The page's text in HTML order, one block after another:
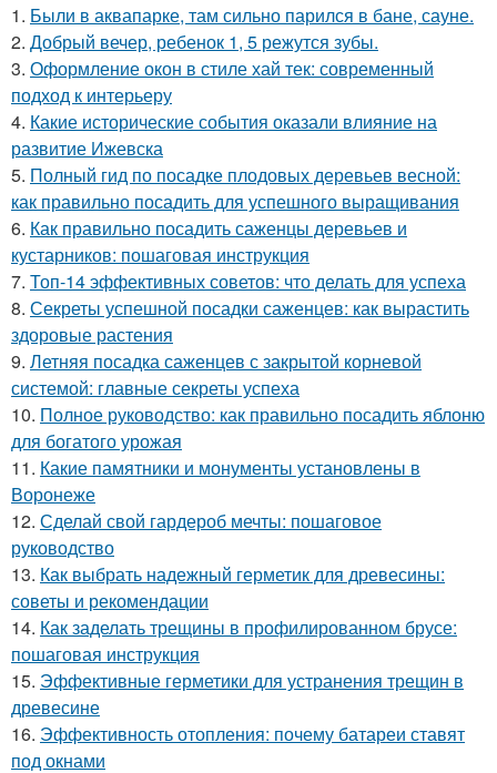
1. Были в аквапарке, там сильно парился в бане, сауне.
2. Добрый вечер, ребенок 1, 5 режутся зубы.
3. Оформление окон в стиле хай тек: современный
подход к интерьеру
4. Какие исторические события оказали влияние на
развитие Ижевска
5. Полный гид по посадке плодовых деревьев весной:
как правильно посадить для успешного выращивания
6. Как правильно посадить саженцы деревьев и
кустарников: пошаговая инструкция
7. Топ-14 эффективных советов: что делать для успеха
8. Секреты успешной посадки саженцев: как вырастить
здоровые растения
9. Летняя посадка саженцев с закрытой корневой
системой: главные секреты успеха
10. Полное руководство: как правильно посадить яблоню
для богатого урожая
11. Какие памятники и монументы установлены в
Воронеже
12. Сделай свой гардероб мечты: пошаговое
руководство
13. Как выбрать надежный герметик для древесины:
советы и рекомендации
14. Как заделать трещины в профилированном брусе:
пошаговая инструкция
15. Эффективные герметики для устранения трещин в
древесине
16. Эффективность отопления: почему батареи ставят
под окнами